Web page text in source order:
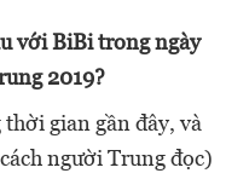
với BiBi trong ngày
2019?
gian gần đây, và
người Trung đọc)